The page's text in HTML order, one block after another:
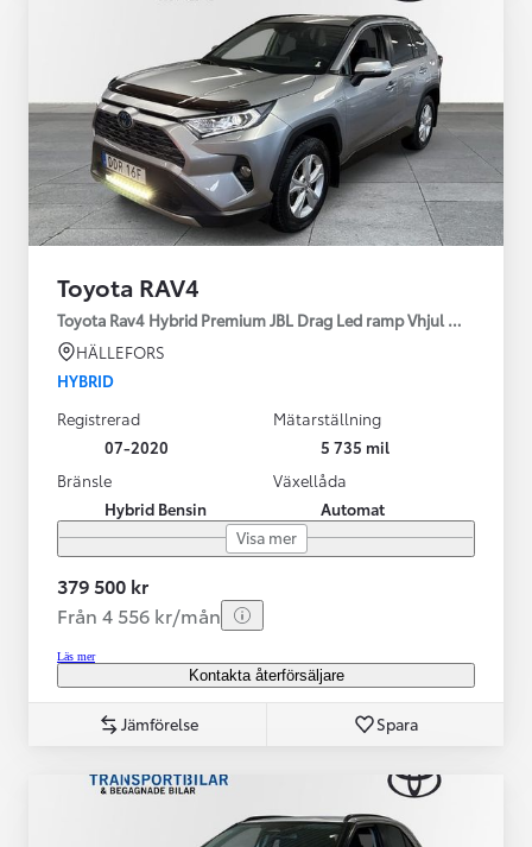
Toyota RAV4
Toyota Rav4 Hybrid Premium JBL Drag Led ramp Vhjul motorv
HÄLLEFORS
HYBRID
Registrerad
07-2020
Mätarställning
5 735 mil
Bränsle
Hybrid Bensin
Växellåda
Automat
Visa mer
379 500 kr
Från 4 556 kr/mån
Läs mer
Kontakta återförsäljare
Jämförelse Spara